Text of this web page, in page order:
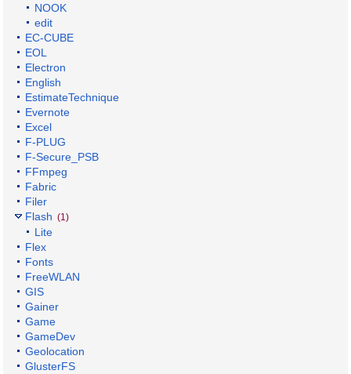
NOOK
edit
EC-CUBE
EOL
Electron
English
EstimateTechnique
Evernote
Excel
F-PLUG
F-Secure_PSB
FFmpeg
Fabric
Filer
Flash (1)
Lite
Flex
Fonts
FreeWLAN
GIS
Gainer
Game
GameDev
Geolocation
GlusterFS